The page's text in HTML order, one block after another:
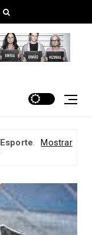
Esporte.
Mostrar